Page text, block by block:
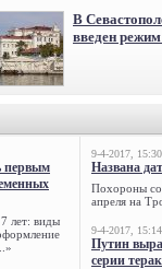
В
введен
первым
лет: виды
9-4-2017, 15:30
Названа
Похороны
апреля на
9-4-2017, 15:14
Путин
серии